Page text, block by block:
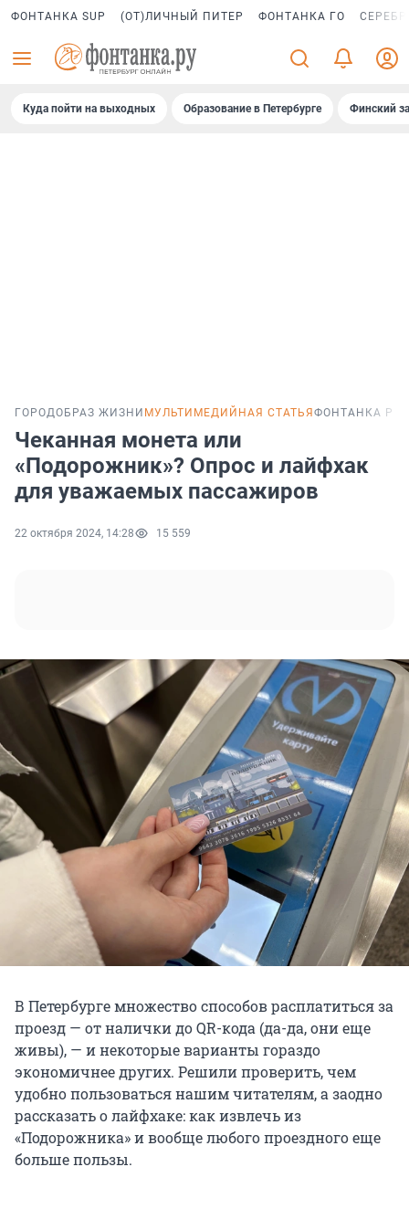
ФОНТАНКА SUP (ОТ)ЛИЧНЫЙ ПИТЕР ФОНТАНКА ГО
Куда пойти на выходных Образование в Петербурге Финский
ГОРОДОБРАЗ ЖИЗНИ МУЛЬТИМЕДИЙНАЯ СТАТЬЯ ФОНТАНКА PRO
Чеканная монета или
«Подорожник»? Опрос и лайфхак
для уважаемых пассажиров
22 октября 2024, 14:28 15 559
В Петербурге множество способов расплатиться за
проезд — от налички до QR-кода (да-да, они еще
живы), — и некоторые варианты гораздо
экономичнее других. Решили проверить, чем
удобно пользоваться нашим читателям, а заодно
рассказать о лайфхаке: как извлечь из
«Подорожника» и вообще любого проездного еще
больше пользы.